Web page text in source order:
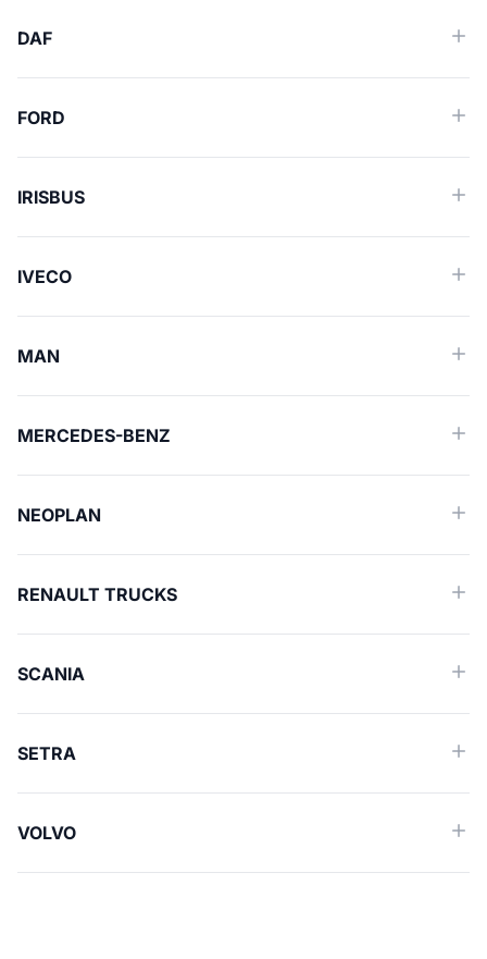
DAF
FORD
IRISBUS
IVECO
MAN
MERCEDES-BENZ
NEOPLAN
RENAULT TRUCKS
SCANIA
SETRA
VOLVO